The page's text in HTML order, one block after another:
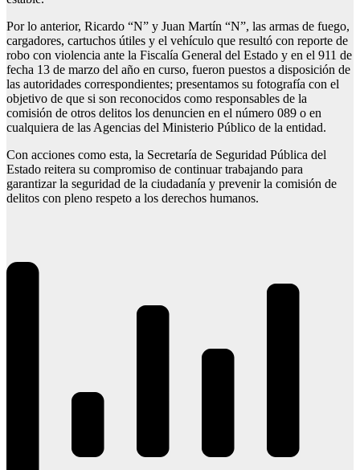
Por lo anterior, Ricardo “N” y Juan Martín “N”, las armas de fuego,
cargadores, cartuchos útiles y el vehículo que resultó con reporte de
robo con violencia ante la Fiscalía General del Estado y en el 911 de
fecha 13 de marzo del año en curso, fueron puestos a disposición de
las autoridades correspondientes; presentamos su fotografía con el
objetivo de que si son reconocidos como responsables de la
comisión de otros delitos los denuncien en el número 089 o en
cualquiera de las Agencias del Ministerio Público de la entidad.
Con acciones como esta, la Secretaría de Seguridad Pública del
Estado reitera su compromiso de continuar trabajando para
garantizar la seguridad de la ciudadanía y prevenir la comisión de
delitos con pleno respeto a los derechos humanos.